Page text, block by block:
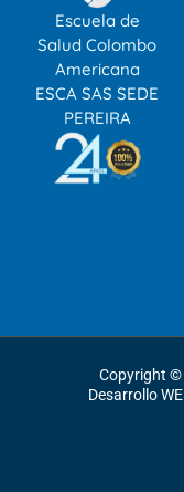
Escuela de
Salud Colombo
Americana
ESCA SAS SEDE
PEREIRA
Copyright ©
Desarrollo